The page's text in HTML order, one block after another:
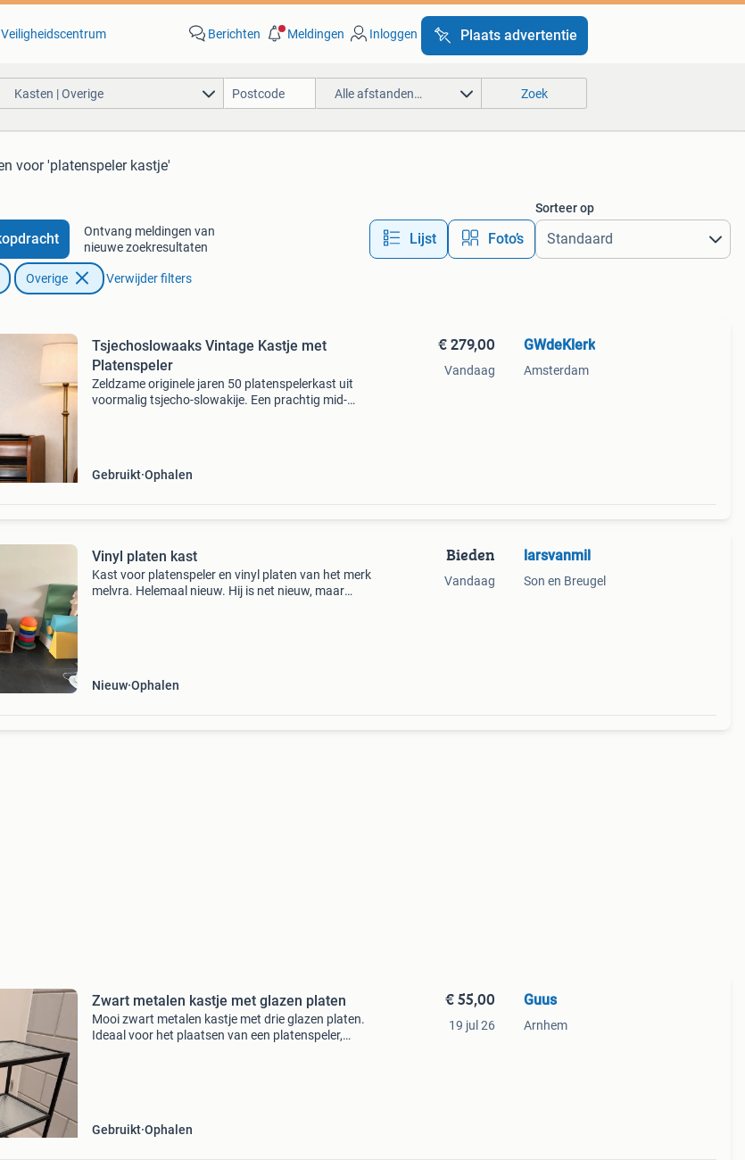
Veiligheidscentrum Berichten Meldingen Inloggen Plaats advertentie
Kasten | Overige Alle afstanden… Zoek
voor 'platenspeler kastje'
Ontvang meldingen van
nieuwe zoekresultaten
Lijst Foto’s
Sorteer op
Overige Verwijder filters
Tsjechoslowaaks Vintage Kastje met
Platenspeler
Zeldzame originele jaren 50 platenspelerkast uit
voormalig tsjecho-slowakije. Een prachtig mid-
Gebruikt Ophalen
€ 279,00
Vandaag
GWdeKlerk
Amsterdam
Vinyl platen kast
Kast voor platenspeler en vinyl platen van het merk
melvra. Helemaal nieuw. Hij is net nieuw, maar
Nieuw Ophalen
Bieden
Vandaag
larsvanmil
Son en Breugel
Zwart metalen kastje met glazen platen
Mooi zwart metalen kastje met drie glazen platen.
Ideaal voor het plaatsen van een platenspeler,
Gebruikt Ophalen
€ 55,00
19 jul 26
Guus
Arnhem